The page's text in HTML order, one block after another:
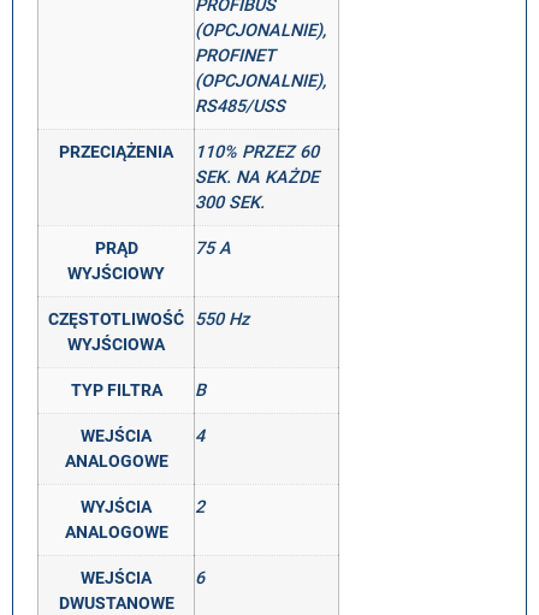
PROFIBUS
(OPCJONALNIE),
PROFINET
(OPCJONALNIE),
RS485/USS
PRZECIĄŻENIA
110% PRZEZ 60
SEK. NA KAŻDE
300 SEK.
PRĄD
WYJŚCIOWY
75 A
CZĘSTOTLIWOŚĆ
WYJŚCIOWA
550 Hz
TYP FILTRA B
WEJŚCIA
ANALOGOWE
4
WYJŚCIA
ANALOGOWE
2
WEJŚCIA
DWUSTANOWE
6